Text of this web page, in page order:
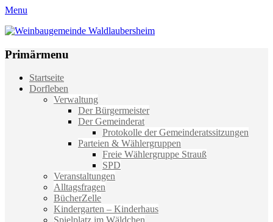
Menu
Weinbaugemeinde Waldlaubersheim
Primärmenu
Weiter
zum
Startseite
Dorfleben
Verwaltung
Der Bürgermeister
Der Gemeinderat
Protokolle der Gemeinderatssitzungen
Parteien & Wählergruppen
Freie Wählergruppe Strauß
SPD
Veranstaltungen
Alltagsfragen
BücherZelle
Kindergarten – Kinderhaus